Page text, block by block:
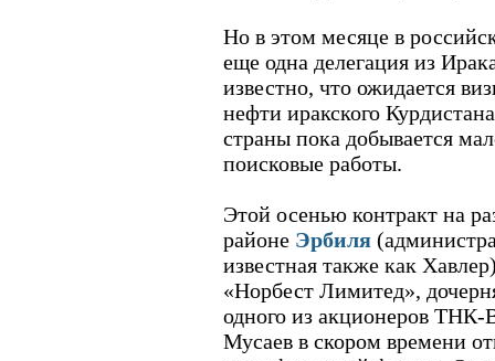
Но в этом месяце в
еще одна делегация из
известно, что ожидается
нефти иракского
страны пока добывается
поисковые работы.
Этой осенью контракт на
районе Эрбиля
известная также как
«Норбест Лимитед»,
одного из акционеров ТНК-
Мусаев в скором времени